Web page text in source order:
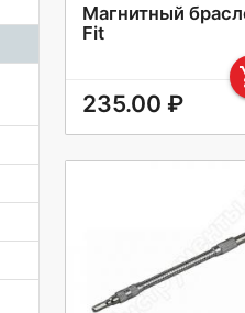
Магнитный
Fit
235.00 ₽